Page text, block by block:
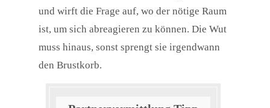
und wirft die Frage auf, wo der nötige Raum
ist, um sich abreagieren zu können. Die Wut
muss hinaus, sonst sprengt sie irgendwann
den Brustkorb.